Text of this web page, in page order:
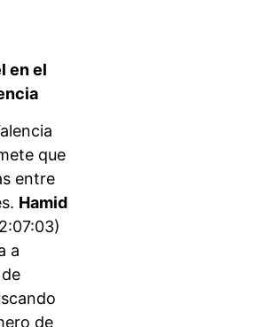
en el
que
entre
Hamid
a
de